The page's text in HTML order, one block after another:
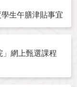
生午膳津貼事宜
」網上甄選課程